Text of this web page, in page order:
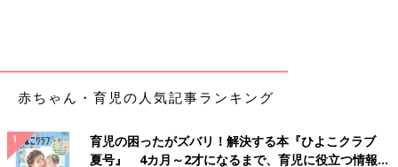
赤ちゃん・育児の人気記事ランキング
育児の困ったがズバリ！解決する本『ひよこクラブ
夏号』 4カ月～2才になるまで、育児に役立つ情報が